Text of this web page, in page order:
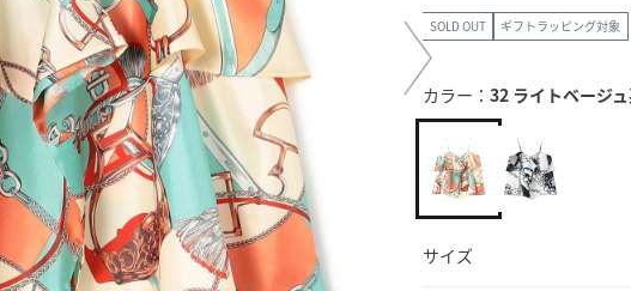
SOLD OUT ギフトラッピング対象
カラー： 32 ライトベージ
サイズ